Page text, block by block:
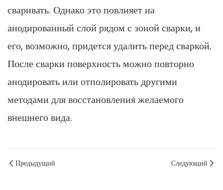
сваривать. Однако это повлияет на
анодированный слой рядом с зоной сварки, и
его, возможно, придется удалить перед сваркой.
После сварки поверхность можно повторно
анодировать или отполировать другими
методами для восстановления желаемого
внешнего вида.
Предыдущий Следующий